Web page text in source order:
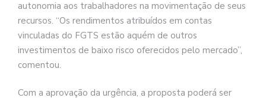
autonomia aos trabalhadores na movimentação de seus
recursos. “Os rendimentos atribuídos em contas
vinculadas do FGTS estão aquém de outros
investimentos de baixo risco oferecidos pelo mercado”,
comentou.
Com a aprovação da urgência, a proposta poderá ser